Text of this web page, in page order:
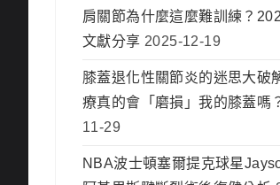
肩關節為什麼這麼難訓練？
文獻分享 2025-12-19
膝蓋退化性關節炎的迷思大破
療真的會「磨損」我的膝蓋嗎
11-29
NBA波士頓塞爾提克球星